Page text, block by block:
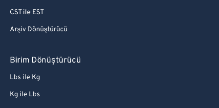
CST ile EST
Arşiv Dönüştürücü
Birim Dönüştürücü
Lbs ile Kg
Kg ile Lbs